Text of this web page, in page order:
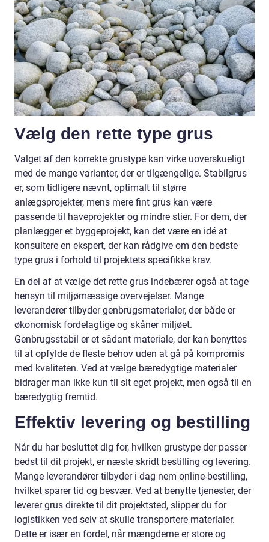
Vælg den rette type grus
Valget af den korrekte grustype kan virke uoverskueligt
med de mange varianter, der er tilgængelige. Stabilgrus
er, som tidligere nævnt, optimalt til større
anlægsprojekter, mens mere fint grus kan være
passende til haveprojekter og mindre stier. For dem, der
planlægger et byggeprojekt, kan det være en idé at
konsultere en ekspert, der kan rådgive om den bedste
type grus i forhold til projektets specifikke krav.
En del af at vælge det rette grus indebærer også at tage
hensyn til miljømæssige overvejelser. Mange
leverandører tilbyder genbrugsmaterialer, der både er
økonomisk fordelagtige og skåner miljøet.
Genbrugsstabil er et sådant materiale, der kan benyttes
til at opfylde de fleste behov uden at gå på kompromis
med kvaliteten. Ved at vælge bæredygtige materialer
bidrager man ikke kun til sit eget projekt, men også til en
bæredygtig fremtid.
Effektiv levering og bestilling
Når du har besluttet dig for, hvilken grustype der passer
bedst til dit projekt, er næste skridt bestilling og levering.
Mange leverandører tilbyder i dag nem online-bestilling,
hvilket sparer tid og besvær. Ved at benytte tjenester, der
leverer grus direkte til dit projektsted, slipper du for
logistikken ved selv at skulle transportere materialer.
Dette er især en fordel, når mængderne er store og